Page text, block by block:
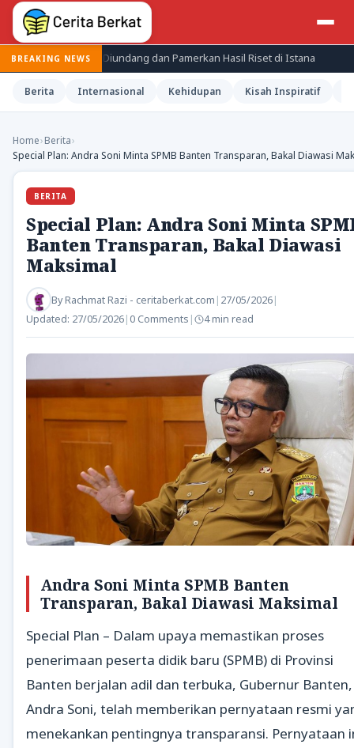
BREAKING NEWS
BRIN Diundang dan Pamerkan Hasil Riset di Istana Jepang
Berita Internasional Kehidupan Kisah Inspiratif
Home›Berita›
Special Plan: Andra Soni Minta SPMB Banten Transparan, Bakal Diawasi
BERITA
Special Plan: Andra Soni Minta
Banten Transparan, Bakal Diawasi
Maksimal
ByRachmat Razi - ceritaberkat.com | 27/05/2026|
Updated: 27/05/2026| 0 Comments | 4 min read
Andra Soni Minta SPMB Banten
Transparan, Bakal Diawasi Maksimal
Special Plan – Dalam upaya memastikan proses
penerimaan peserta didik baru (SPMB) di Provinsi
Banten berjalan adil dan terbuka, Gubernur Banten,
Andra Soni, telah memberikan pernyataan resmi
menekankan pentingnya transparansi. Pernyataan